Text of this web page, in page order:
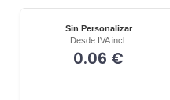
Sin Personalizar
Desde IVA incl.
0.06 €